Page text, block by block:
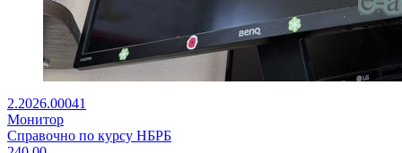
2.2026.00041
Монитор
Справочно по курсу НБРБ